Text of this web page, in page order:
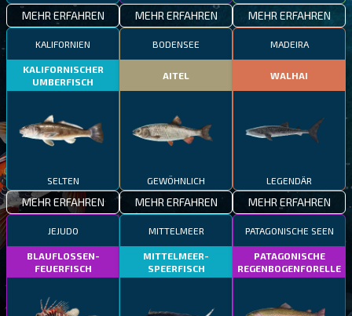
MEHR ERFAHREN MEHR ERFAHREN MEHR ERFAHREN
KALIFORNIEN
KALIFORNISCHER
UMBERFISCH
SELTEN
MEHR ERFAHREN
BODENSEE
AITEL
GEWÖHNLICH
MEHR ERFAHREN
MADEIRA
WALHAI
LEGENDÄR
MEHR ERFAHREN
JEJUDO
BLAUFLOSSEN-
FEUERFISCH
MITTELMEER
MITTELMEER-
SPEERFISCH
PATAGONISCHE SEEN
PATAGONISCHE
REGENBOGENFORELLE